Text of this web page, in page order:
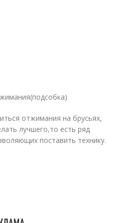
отжимания на брусьях,
лучшего,то есть ряд
поставить технику.